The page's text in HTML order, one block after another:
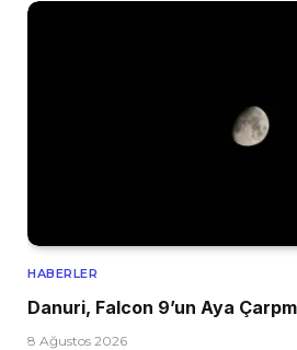
HABERLER
Danuri, Falcon 9’un Aya
8 Ağustos 2026